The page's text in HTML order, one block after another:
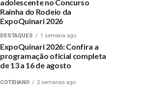
adolescente no Concurso
Rainha do Rodeio da
ExpoQuinari 2026
DESTAQUES 1 semana ago
ExpoQuinari 2026: Confira a
programação oficial completa
de 13 a 16 de agosto
COTIDIANO 2 semanas ago